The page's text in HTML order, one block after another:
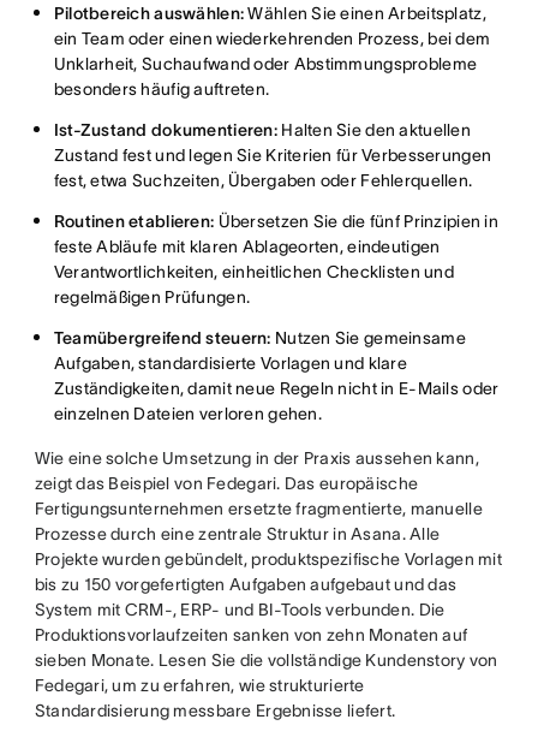
Pilotbereich auswählen:Wählen Sie einen Arbeitsplatz,
ein Team oder einen wiederkehrenden Prozess, bei dem
Unklarheit, Suchaufwand oder Abstimmungsprobleme
besonders häufig auftreten.
Ist-Zustand dokumentieren:Halten Sie den aktuellen
Zustand fest und legen Sie Kriterien für Verbesserungen
fest, etwa Suchzeiten, Übergaben oder Fehlerquellen.
Routinen etablieren: Übersetzen Sie die fünf Prinzipien in
feste Abläufe mit klaren Ablageorten, eindeutigen
Verantwortlichkeiten, einheitlichen Checklisten und
regelmäßigen Prüfungen.
Teamübergreifend steuern: Nutzen Sie gemeinsame
Aufgaben, standardisierte Vorlagen und klare
Zuständigkeiten, damit neue Regeln nicht in E-Mails oder
einzelnen Dateien verloren gehen.
Wie eine solche Umsetzung in der Praxis aussehen kann,
zeigt das Beispiel von Fedegari. Das europäische
Fertigungsunternehmen ersetzte fragmentierte, manuelle
Prozesse durch eine zentrale Struktur in Asana. Alle
Projekte wurden gebündelt, produktspezifische Vorlagen mit
bis zu 150 vorgefertigten Aufgaben aufgebaut und das
System mit CRM-, ERP- und BI-Tools verbunden. Die
Produktionsvorlaufzeiten sanken von zehn Monaten auf
sieben Monate. Lesen Sie die vollständige Kundenstory von
Fedegari, um zu erfahren, wie strukturierte
Standardisierung messbare Ergebnisse liefert.